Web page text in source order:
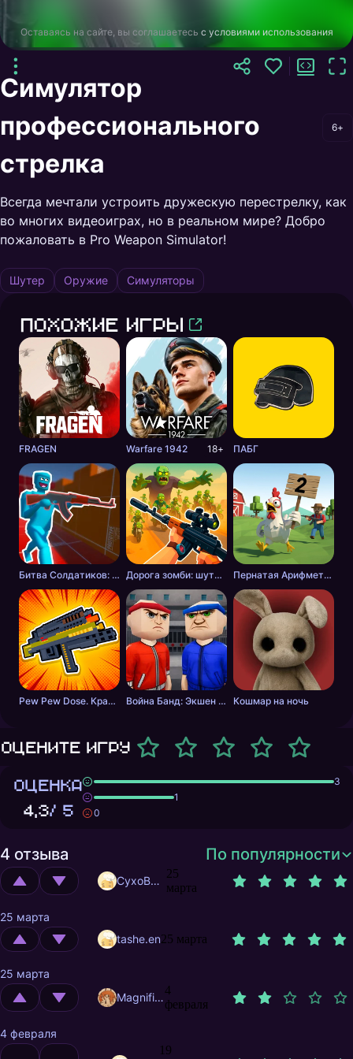
Оставаясь на сайте, вы соглашаетесь с условиями использования
Симулятор
профессионального
стрелка
6+
Всегда мечтали устроить дружескую перестрелку, как
во многих видеоиграх, но в реальном мире? Добро
пожаловать в Pro Weapon Simulator!
Шутер Оружие Симуляторы
Похожие игры
FRAGEN Warfare 1942 18+ ПАБГ
Битва Солдатиков: Красные против Синих Дорога зомби: шутер с разрушениями Пернатая Арифметика
Pew Pew Dose. Крафт оружия Война Банд: Экшен шутер Кошмар на ночь
Оцените игру
ОЦЕНКА
4,3/ 5
3
1
0
4 отзыва По популярности
CyxoB666
25
марта
25 марта
tashe.en25 марта
25 марта
MagnificentMrFox
4
февраля
4 февраля
19